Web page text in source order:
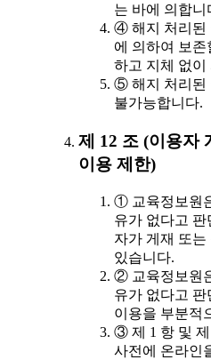
는 바에 의합니
④ 해지 처리된
에 의하여 보존
하고 지체 없이
⑤ 해지 처리된
불가능합니다.
제 12 조 (이용자
이용 제한)
① 교육정보원
유가 없다고
자가 게재 또
있습니다.
② 교육정보원
유가 없다고
이용을 부분적
③ 제 1 항 및 제
사전에 온라인